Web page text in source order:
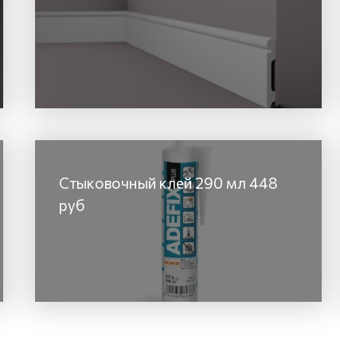
Стыковочный клей 290 мл 448
руб